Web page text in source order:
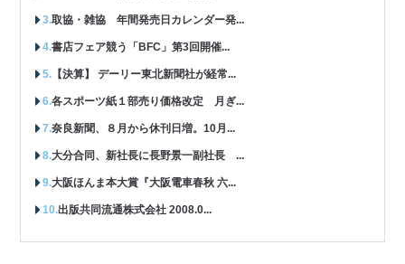
取協・雑協 年間発売日カレンダー発...
書店フェア競う「BFC」第3回開催...
【決算】 デーリー東北新聞社が経常...
各スポーツ紙１部売り価格改定 月ぎ...
奈良新聞、８月から休刊日増。10月...
大分合同、新社長に長野景一副社長 ...
大阪ほんま本大賞『大阪電車春秋 六...
出版共同流通株式会社 2008.0...